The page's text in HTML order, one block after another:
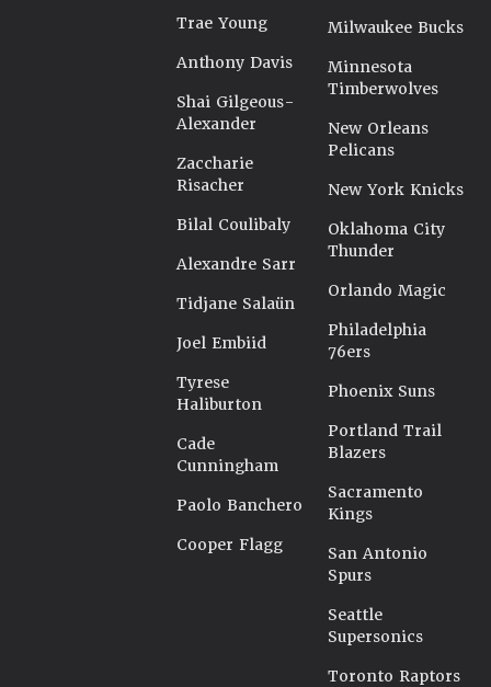
Trae Young
Anthony Davis
Shai Gilgeous-
Alexander
Zaccharie
Risacher
Bilal Coulibaly
Alexandre Sarr
Tidjane Salaün
Joel Embiid
Tyrese
Haliburton
Cade
Cunningham
Paolo Banchero
Cooper Flagg
Milwaukee Bucks
Minnesota
Timberwolves
New Orleans
Pelicans
New York Knicks
Oklahoma City
Thunder
Orlando Magic
Philadelphia
76ers
Phoenix Suns
Portland Trail
Blazers
Sacramento
Kings
San Antonio
Spurs
Seattle
Supersonics
Toronto Raptors